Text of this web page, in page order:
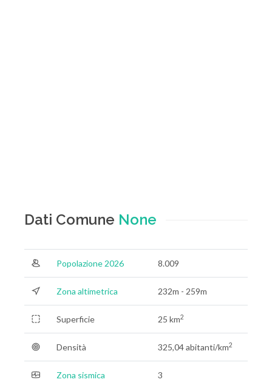
Dati Comune None
Popolazione 2026 8.009
Zona altimetrica 232m - 259m
Superficie 25 km2
Densità 325,04 abitanti/km2
Zona sismica 3